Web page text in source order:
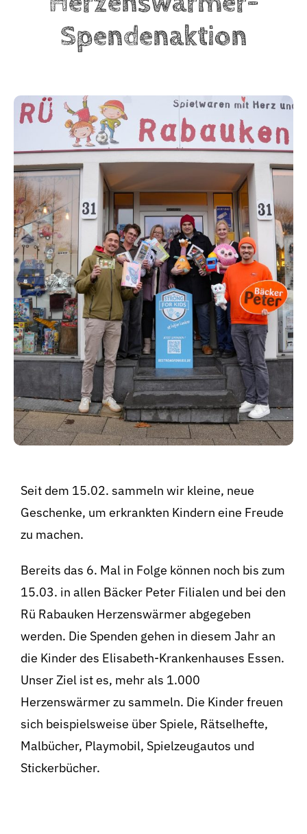
Spendenaktion
Seit dem 15.02. sammeln wir kleine, neue
Geschenke, um erkrankten Kindern eine Freude
zu machen.
Bereits das 6. Mal in Folge können noch bis zum
15.03. in allen Bäcker Peter Filialen und bei den
Rü Rabauken Herzenswärmer abgegeben
werden. Die Spenden gehen in diesem Jahr an
die Kinder des Elisabeth-Krankenhauses Essen.
Unser Ziel ist es, mehr als 1.000
Herzenswärmer zu sammeln. Die Kinder freuen
sich beispielsweise über Spiele, Rätselhefte,
Malbücher, Playmobil, Spielzeugautos und
Stickerbücher.
BeStrongForKids AI Agent
Hallo! Wie kann ich Ihnen helfen?